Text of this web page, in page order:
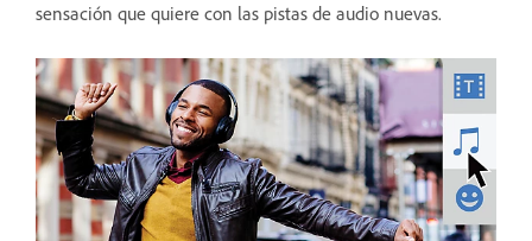
sensación que quiere con las pistas de audio nuevas.